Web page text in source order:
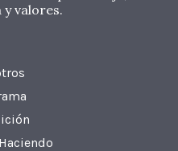
valores.